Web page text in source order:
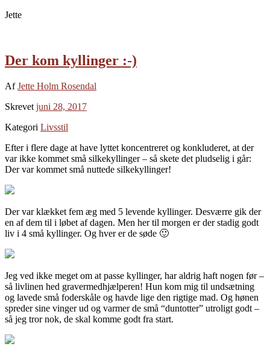
Jette
Der kom kyllinger :-)
AfJette Holm Rosendal
Skrevet juni 28, 2017
Kategori Livsstil
Efter i flere dage at have lyttet koncentreret og konkluderet, at der
var ikke kommet små silkekyllinger – så skete det pludselig i går:
Der var kommet små nuttede silkekyllinger!
Der var klækket fem æg med 5 levende kyllinger. Desværre gik der
en af dem til i løbet af dagen. Men her til morgen er der stadig godt
liv i 4 små kyllinger. Og hver er de søde 🙂
Jeg ved ikke meget om at passe kyllinger, har aldrig haft nogen før –
så livlinen hed gravermedhjælperen! Hun kom mig til undsætning
og lavede små foderskåle og havde lige den rigtige mad. Og hønen
spreder sine vinger ud og varmer de små “duntotter” utroligt godt –
så jeg tror nok, de skal komme godt fra start.